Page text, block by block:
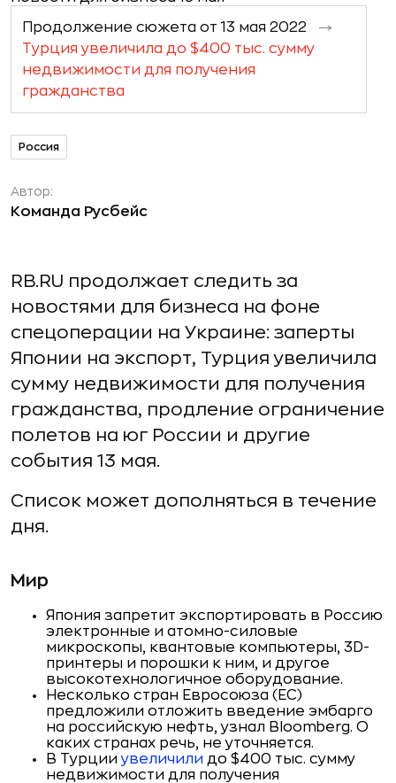
Продолжение сюжета от 13 мая 2022
Турция увеличила до $400 тыс. сумму
недвижимости для получения
гражданства
Россия
Автор:
Команда Русбейс
RB.RU продолжает следить за
новостями для бизнеса на фоне
спецоперации на Украине: заперты
Японии на экспорт, Турция увеличила
сумму недвижимости для получения
гражданства, продление ограничение
полетов на юг России и другие
события 13 мая.
Список может дополняться в течение
дня.
Мир
Япония запретит экспортировать в Россию
электронные и атомно-силовые
микроскопы, квантовые компьютеры, 3D-
принтеры и порошки к ним, и другое
высокотехнологичное оборудование.
Несколько стран Евросоюза (ЕС)
предложили отложить введение эмбарго
на российскую нефть, узнал Bloomberg. О
каких странах речь, не уточняется.
В Турцииувеличили до $400 тыс. сумму
недвижимости для получения